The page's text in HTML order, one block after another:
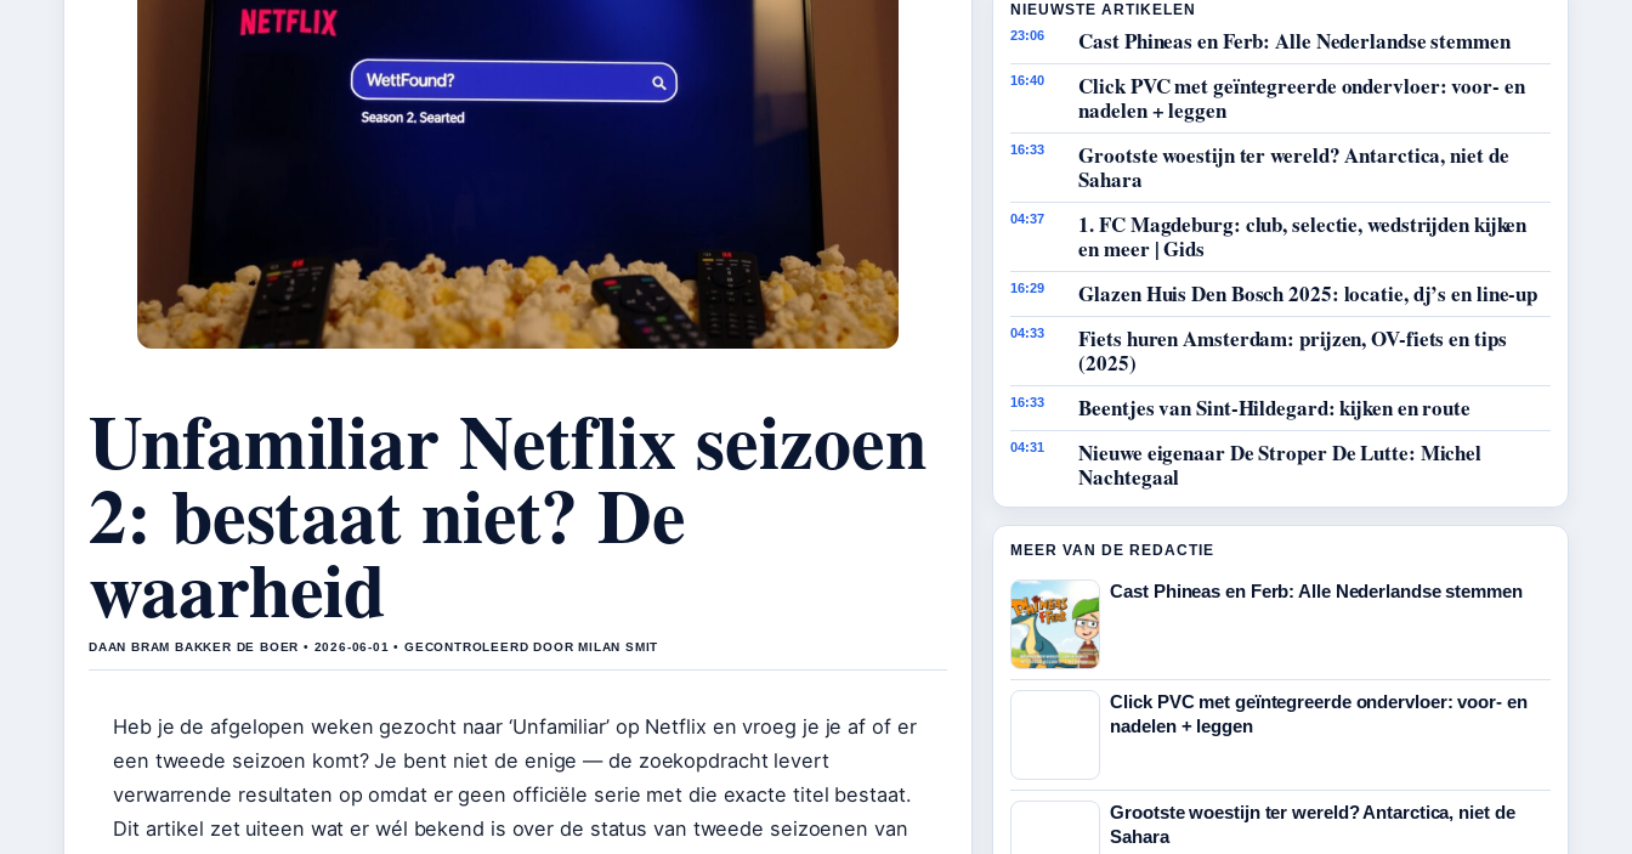
Unfamiliar Netflix seizoen
2: bestaat niet? De
waarheid
DAAN BRAM BAKKER DE BOER • 2026-06-01 • GECONTROLEERD DOOR MILAN SMIT
Heb je de afgelopen weken gezocht naar ‘Unfamiliar’ op Netflix en vroeg je je af of er
een tweede seizoen komt? Je bent niet de enige — de zoekopdracht levert
verwarrende resultaten op omdat er geen officiële serie met die exacte titel bestaat.
Dit artikel zet uiteen wat er wél bekend is over de status van tweede seizoenen van
NIEUWSTE ARTIKELEN
23:06 Cast Phineas en Ferb: Alle Nederlandse stemmen
16:40
Click PVC met geïntegreerde ondervloer: voor- en
nadelen + leggen
16:33
Grootste woestijn ter wereld? Antarctica, niet de
Sahara
04:37
1. FC Magdeburg: club, selectie, wedstrijden kijken
en meer | Gids
16:29 Glazen Huis Den Bosch 2025: locatie, dj’s en line-up
04:33
Fiets huren Amsterdam: prijzen, OV-fiets en tips
(2025)
16:33 Beentjes van Sint-Hildegard: kijken en route
04:31
Nieuwe eigenaar De Stroper De Lutte: Michel
Nachtegaal
MEER VAN DE REDACTIE
Cast Phineas en Ferb: Alle Nederlandse stemmen
Click PVC met geïntegreerde ondervloer: voor- en
nadelen + leggen
Grootste woestijn ter wereld? Antarctica, niet de
Sahara